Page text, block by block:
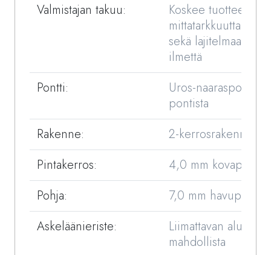
Valmistajan takuu:
Koskee tuotteen
sekä lajitelmaa/
ilmettä
Pontti:
Uros-naaraspontti,
pontista
Rakenne:
2-kerrosrakenne
Pintakerros:
4,0 mm
Pohja:
7,0 mm
Askeläänieriste:
Liimattavan
mahdollista